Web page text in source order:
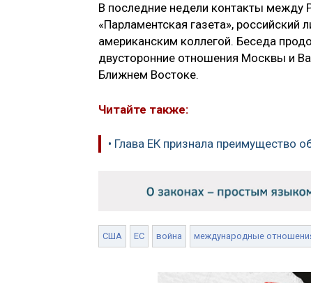
В последние недели контакты между
«Парламентская газета», российский
американским коллегой. Беседа
двусторонние отношения Москвы и
Ближнем Востоке.
Читайте также:
• Глава ЕК признала преимущество
США ЕС война международные